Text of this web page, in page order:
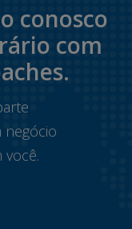
conosco
com